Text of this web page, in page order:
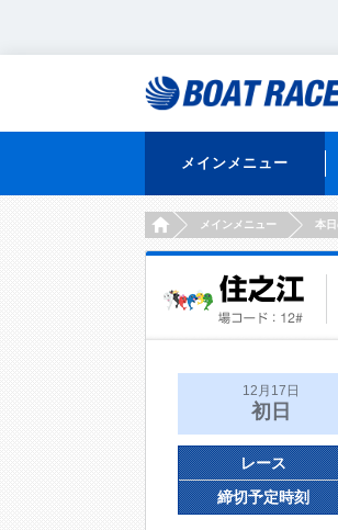
メインメニュー
HOMEメインメニュー 本
12月17日
初日
レース
締切予定時刻